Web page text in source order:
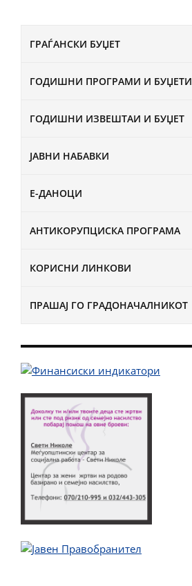
ГРАЃАНСКИ БУЏЕТ
ГОДИШНИ ПРОГРАМИ И БУЏЕТИ
ГОДИШНИ ИЗВЕШТАИ И БУЏЕТ
ЈАВНИ НАБАВКИ
Е-ДАНОЦИ
АНТИКОРУПЦИСКА ПРОГРАМА
КОРИСНИ ЛИНКОВИ
ПРАШАЈ ГО ГРАДОНАЧАЛНИКОТ